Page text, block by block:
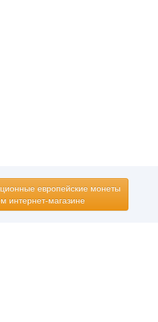
европейские монеты
интернет-магазине